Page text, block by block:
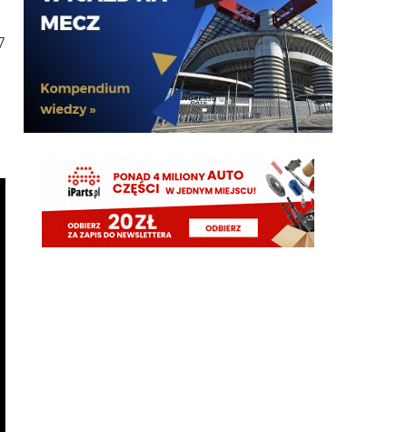
Jak tam Adriano, co słychać
07.08.2026 19:15
FENDI_SOSA
07.08.2026 18:56
Adriano ty already dead a nie forever he xd
FENDI_SOSA 07.08.2026 18:56
Oleeks ciśnij go he
Adriano_forever 07.08.2026 18:30